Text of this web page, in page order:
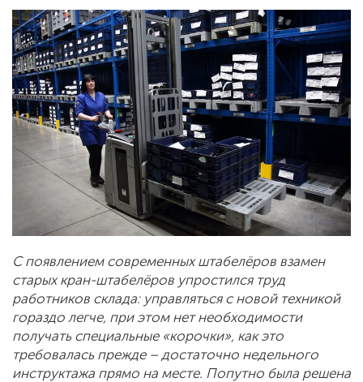
С появлением современных штабелёров взамен
старых кран-штабелёров упростился труд
работников склада: управляться с новой техникой
гораздо легче, при этом нет необходимости
получать специальные «корочки», как это
требовалась прежде – достаточно недельного
инструктажа прямо на месте. Попутно была решена